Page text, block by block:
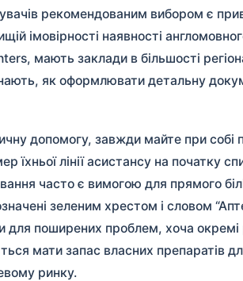
рекомендованим вибором є
імовірності наявності
мають заклади в більшості
як оформлювати детальну
допомогу, завжди майте при собі
їхньої лінії асистансу на початку
часто є вимогою для прямого
зеленим хрестом і словом
для поширених проблем, хоча
мати запас власних препаратів
ринку.